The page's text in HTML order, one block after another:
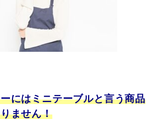
にはミニテーブルと言う商品
ません！